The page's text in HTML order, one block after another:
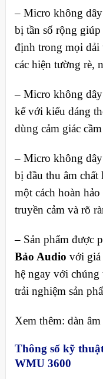
– Micro không
bị tần số rộng
định trong mọi dải
các hiện tường rè,
– Micro không
kế với kiểu dáng
dùng cảm giác
– Micro không
bị đầu thu âm
một cách hoàn
truyền cảm và rõ
– Sản phẩm được
Bảo Audio với giá
hệ ngay với chúng
trải nghiệm sản
Xem thêm: dàn
Thông số kỹ
WMU 3600